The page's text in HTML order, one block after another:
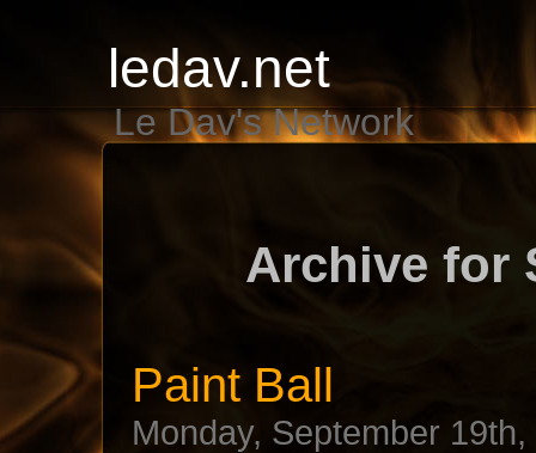
ledav.net
Le Dav's Network
Archive for
Paint Ball
Monday, September 19th,